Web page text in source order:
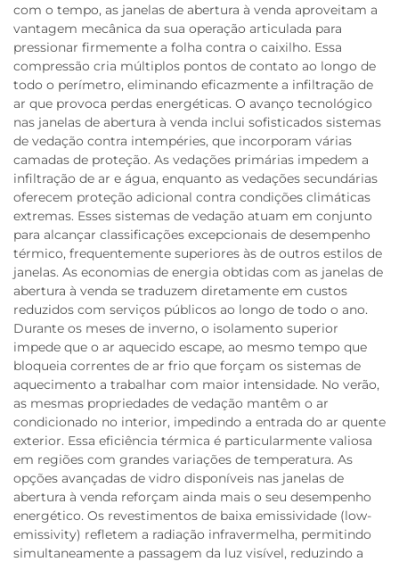
com o tempo, as janelas de abertura à venda aproveitam a
vantagem mecânica da sua operação articulada para
pressionar firmemente a folha contra o caixilho. Essa
compressão cria múltiplos pontos de contato ao longo de
todo o perímetro, eliminando eficazmente a infiltração de
ar que provoca perdas energéticas. O avanço tecnológico
nas janelas de abertura à venda inclui sofisticados sistemas
de vedação contra intempéries, que incorporam várias
camadas de proteção. As vedações primárias impedem a
infiltração de ar e água, enquanto as vedações secundárias
oferecem proteção adicional contra condições climáticas
extremas. Esses sistemas de vedação atuam em conjunto
para alcançar classificações excepcionais de desempenho
térmico, frequentemente superiores às de outros estilos de
janelas. As economias de energia obtidas com as janelas de
abertura à venda se traduzem diretamente em custos
reduzidos com serviços públicos ao longo de todo o ano.
Durante os meses de inverno, o isolamento superior
impede que o ar aquecido escape, ao mesmo tempo que
bloqueia correntes de ar frio que forçam os sistemas de
aquecimento a trabalhar com maior intensidade. No verão,
as mesmas propriedades de vedação mantêm o ar
condicionado no interior, impedindo a entrada do ar quente
exterior. Essa eficiência térmica é particularmente valiosa
em regiões com grandes variações de temperatura. As
opções avançadas de vidro disponíveis nas janelas de
abertura à venda reforçam ainda mais o seu desempenho
energético. Os revestimentos de baixa emissividade (low-
emissivity) refletem a radiação infravermelha, permitindo
simultaneamente a passagem da luz visível, reduzindo a